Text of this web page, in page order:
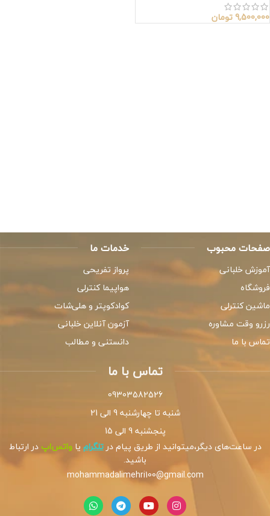
9,500,000 تومان
صفحات محبوب
آموزش خلبانی
فروشگاه
ماشین کنترلی
رزرو وقت مشاوره
تماس با ما
خدمات ما
پرواز تفریحی
هواپیما کنترلی
کوادکوپتر و هلی‌شات
آزمون آنلاین خلبانی
دانستنی و مطالب
تماس با ما
09303582526
شنبه تا چهارشنبه 9 الی 21
پنجشنبه 9 الی 15
در ساعت‌های دیگر،میتوانید از طریق پیام درتلگرام یاواتس‌اپدر ارتباط
باشید.
mohammadalimehri100@gmail.com